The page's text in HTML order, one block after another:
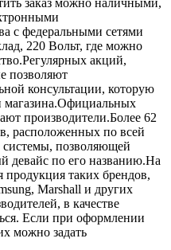
с федеральными сетями
220 Вольт, где можно
акций,
позволяют
консультации, которую
магазина.Официальных
производители.Более 62
расположенных по всей
системы, позволяющей
девайс по его названию.На
продукция таких брендов,
Marshall и других
в качестве
Если при оформлении
можно задать